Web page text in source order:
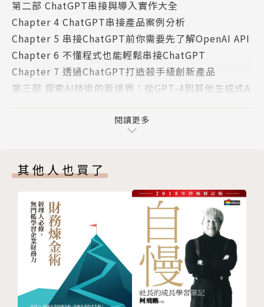
ChatGPT 的到來是福是禍端看你用什麼角度看，而我
們希望能幫助那些想善用 AI 的人。希望透過這本書，
讓你也能成為能駕馭 AI 的一份子。
這本書將會以超過百萬瀏覽的《ChatGPT 指令大全》
為基底，不僅教你指令，更進一步教你如何串接、導入
們會用最淺白好懂的方式，讓即使沒有程式背景的你，
第二部 ChatGPT串接與導入實作大全
Chapter 4 ChatGPT串接產品案例分析
Chapter 5 串接ChatGPT前你需要先了解OpenAI API
Chapter 6 不懂程式也能輕鬆串接ChatGPT
Chapter 7 透過ChatGPT打造殺手級創新產品
第三部 探索AI技術的新境界：從GPT-4到其他生成式A
Chapter 8 更強大的ChatGPT：GPT-4與插件介紹
Chapter 9 ChatGPT以外的AI技術與產品
Chapter 10 如何不被AI取代? 後ChatGPT時代必備的
附錄 A ChatGPT指令大全
附錄 B 工具推薦列表
閱讀更多
其他人也買了